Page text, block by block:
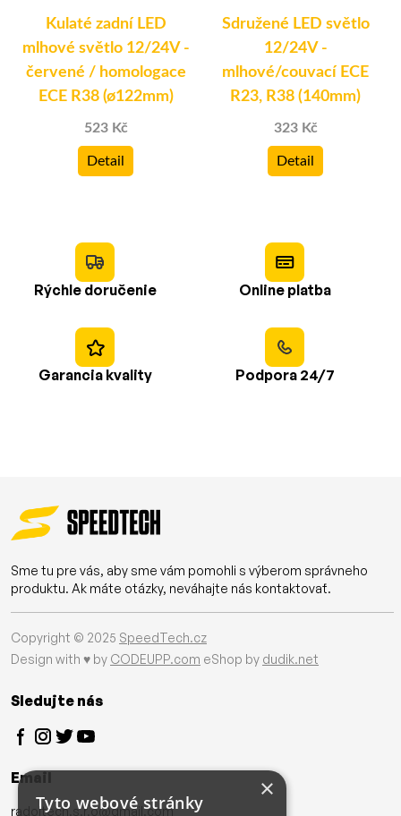
Kulaté zadní LED
mlhové světlo 12/24V -
červené / homologace
ECE R38 (ø122mm)
523 Kč
Detail
Sdružené LED světlo
12/24V -
mlhové/couvací ECE
R23, R38 (140mm)
323 Kč
Detail
Rýchle doručenie Online platba
Garancia kvality Podpora 24/7
Sme tu pre vás, aby sme vám pomohli s výberom správneho
produktu. Ak máte otázky, neváhajte nás kontaktovať.
Copyright © 2025 SpeedTech.cz
Design with ♥ by CODEUPP.com eShop by dudik.net
Sledujte nás
Email
radoltech.s.r.o@gmail.com
×
Tyto webové stránky